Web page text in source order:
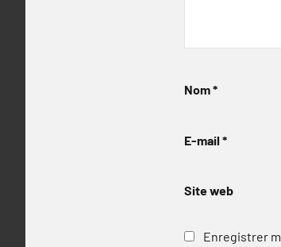
Nom*
E-mail *
Site web
Enregistrer